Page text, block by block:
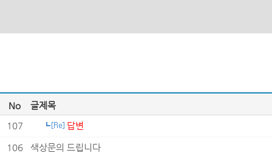
No 글제목
107 답변
106 색상문의 드립니다